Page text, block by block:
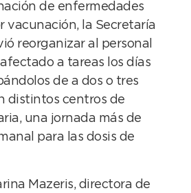
de enfermedades
vacunación, la Secretaría
reorganizar al personal
a tareas los días
de a dos o tres
distintos centros de
una jornada más de
para las dosis de
Mazeris, directora de